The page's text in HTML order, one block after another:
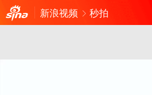
新浪视频 秒拍